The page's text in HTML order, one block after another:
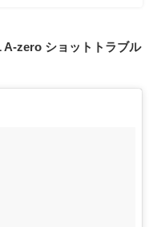
zero ショットトラブル